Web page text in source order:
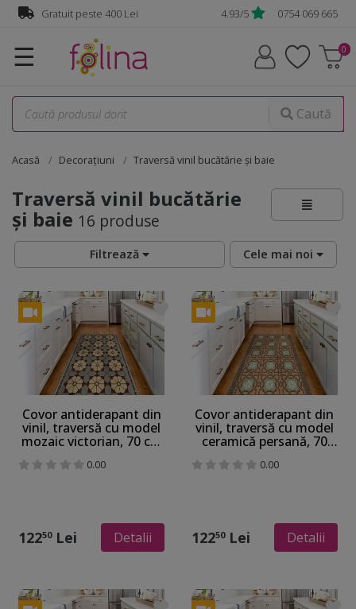
Gratuit peste 400 Lei 4.93/5 0754 069 665
☰
Caută
Acasă Decorațiuni Traversă vinil bucătărie și baie
Traversă vinil bucătărie
și baie 16 produse
Filtrează Cele mai noi
Covor antiderapant din
vinil, traversă cu model
mozaic victorian, 70 cm
lățime
0.00
12250Lei Detalii
Covor antiderapant din
vinil, traversă cu model
ceramică persană, 70
cm lățime
0.00
12250Lei Detalii